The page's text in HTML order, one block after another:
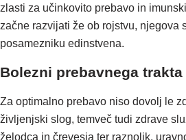
zlasti za učinkovito prebavo in
začne razvijati že ob rojstvu, njegova
posamezniku edinstvena.
Bolezni prebavnega trakta
Za optimalno prebavo niso dovolj le
življenjski slog, temveč tudi zdrave
želodca in črevesja ter raznolik,